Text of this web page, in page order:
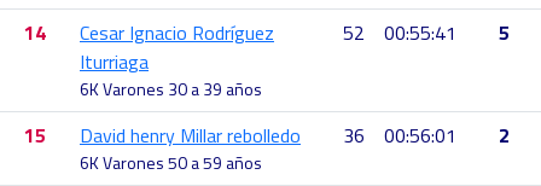
14
Cesar Ignacio Rodríguez
Iturriaga
6K Varones 30 a 39 años
52 00:55:41 5
15 David henry Millar rebolledo
6K Varones 50 a 59 años
36 00:56:01 2